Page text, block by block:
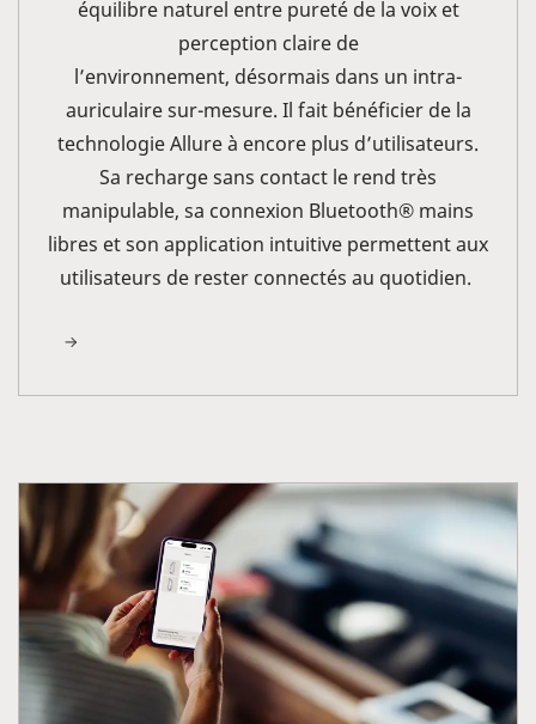
équilibre naturel entre pureté de la voix et
perception claire de
l’environnement, désormais dans un intra-
auriculaire sur-mesure. Il fait bénéficier de la
technologie Allure à encore plus d’utilisateurs.
Sa recharge sans contact le rend très
manipulable, sa connexion Bluetooth® mains
libres et son application intuitive permettent aux
utilisateurs de rester connectés au quotidien.